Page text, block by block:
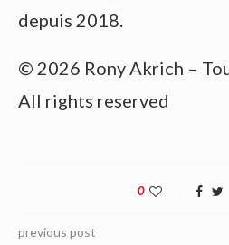
depuis 2018.
© 2026 Rony Akrich –
All rights reserved
0
previous post